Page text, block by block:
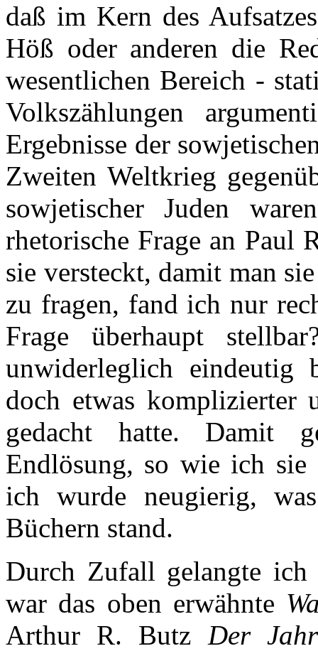
daß im Kern des
Höß oder anderen die
wesentlichen Bereich -
Volkszählungen
Ergebnisse der
Zweiten Weltkrieg
sowjetischer Juden
rhetorische Frage an Paul
sie versteckt, damit man
zu fragen, fand ich nur
Frage überhaupt
unwiderleglich eindeutig
doch etwas komplizierter
gedacht hatte. Damit
Endlösung, so wie ich sie
ich wurde neugierig,
Büchern stand.
Durch Zufall gelangte ich
war das oben erwähnte
Arthur R. Butz Der